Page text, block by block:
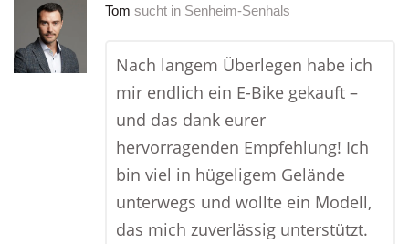
Tom sucht in Senheim-Senhals
Nach langem Überlegen habe ich
mir endlich ein E-Bike gekauft –
und das dank eurer
hervorragenden Empfehlung! Ich
bin viel in hügeligem Gelände
unterwegs und wollte ein Modell,
das mich zuverlässig unterstützt.